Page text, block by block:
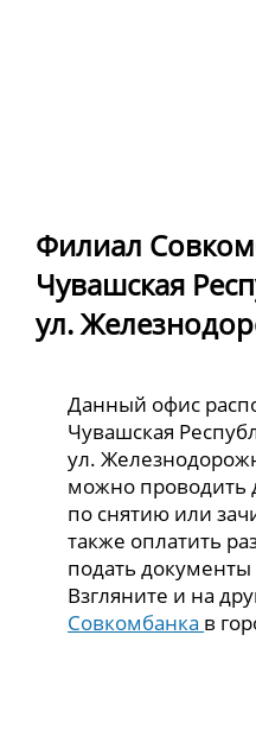
Филиал
Чувашская
ул.
Данный офис
Чувашская
ул.
можно
по снятию или
также оплатить
подать документы
Взгляните и на
Совкомбанка в